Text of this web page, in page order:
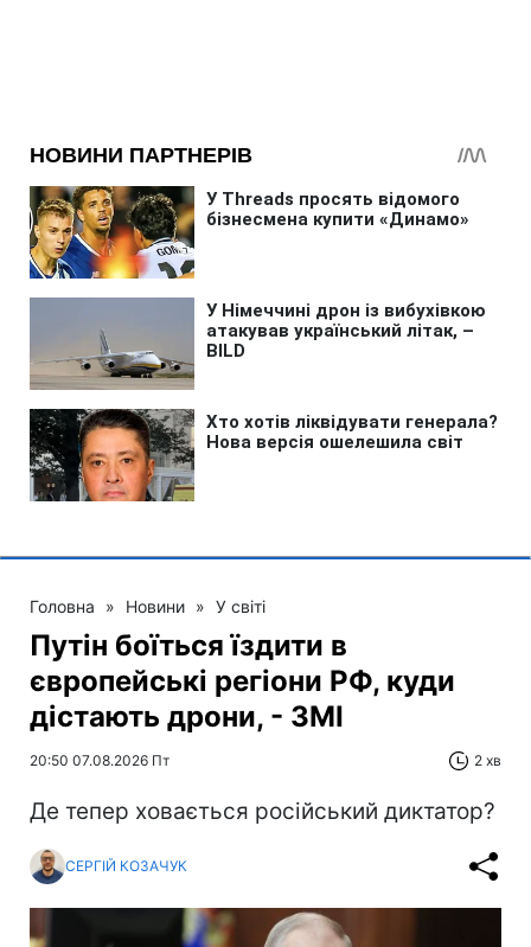
Головна » Новини » У світі
Путін боїться їздити в
європейські регіони РФ, куди
дістають дрони, - ЗМІ
20:50 07.08.2026 Пт 2 хв
Де тепер ховається російський диктатор?
СЕРГІЙ КОЗАЧУК